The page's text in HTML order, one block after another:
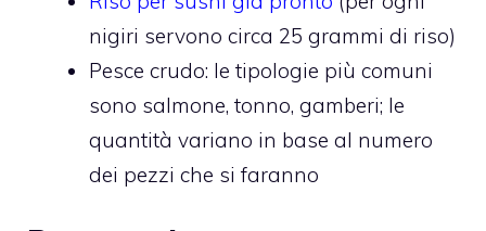
nigiri servono circa 25 grammi di riso)
Pesce crudo: le tipologie più comuni
sono salmone, tonno, gamberi; le
quantità variano in base al numero
dei pezzi che si faranno